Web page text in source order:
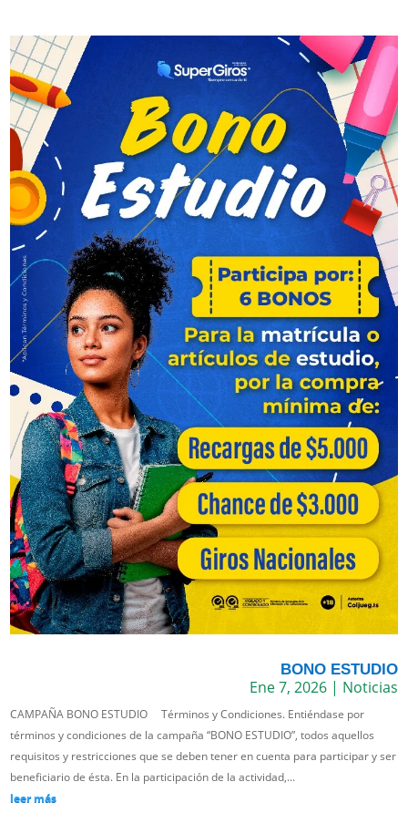
BONO ESTUDIO
Ene 7, 2026| Noticias
CAMPAÑA BONO ESTUDIO Términos y Condiciones. Entiéndase por
términos y condiciones de la campaña “BONO ESTUDIO”, todos aquellos
requisitos y restricciones que se deben tener en cuenta para participar y ser
beneficiario de ésta. En la participación de la actividad,...
leer más